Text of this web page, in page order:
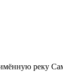
реку